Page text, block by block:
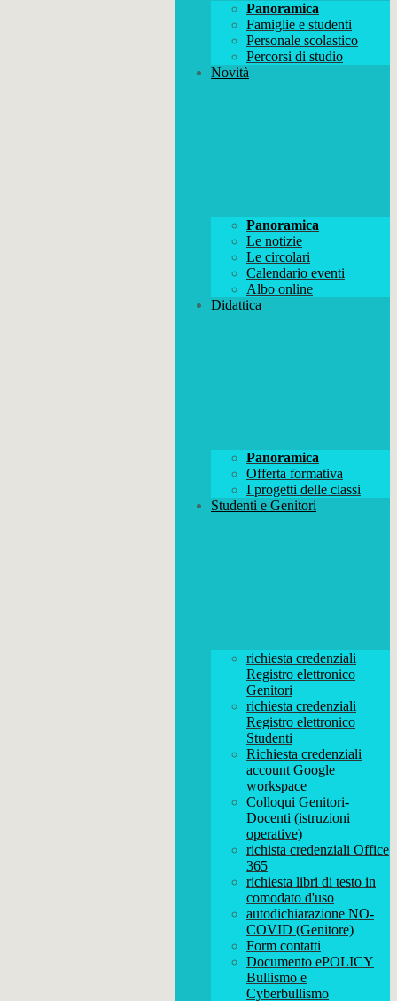
Panoramica
Famiglie e studenti
Personale scolastico
Percorsi di studio
Novità
Panoramica
Le notizie
Le circolari
Calendario eventi
Albo online
Didattica
Panoramica
Offerta formativa
I progetti delle classi
Studenti e Genitori
richiesta credenziali
Registro elettronico
Genitori
richiesta credenziali
Registro elettronico
Studenti
Richiesta credenziali
account Google
workspace
Colloqui Genitori-
Docenti (istruzioni
operative)
richista credenziali Office
365
richiesta libri di testo in
comodato d'uso
autodichiarazione NO-
COVID (Genitore)
Form contatti
Documento ePOLICY
Bullismo e
Cyberbullismo